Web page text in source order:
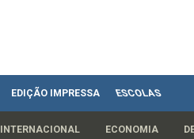
EDIÇÃO IMPRESSA ESCOLAS
INTERNACIONAL ECONOMIA